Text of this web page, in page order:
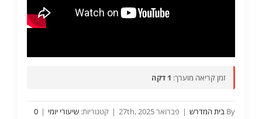
זמן קריאה מוערך: 1 דקה
By בית המדרש | פברואר 27th, 2025 | קטגוריות: שיעורי יומי |
0